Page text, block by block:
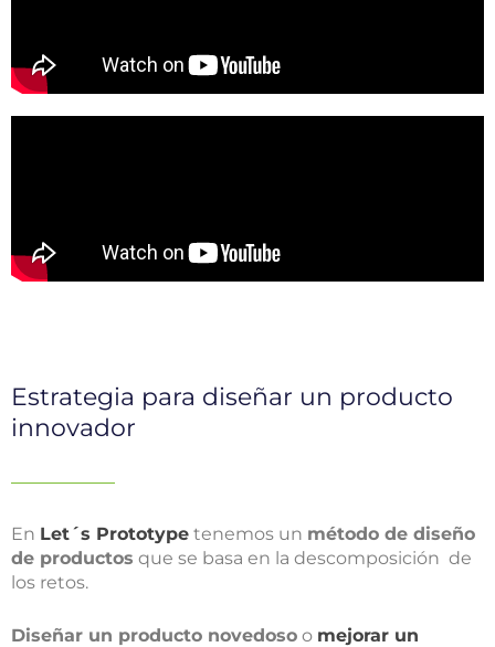
Estrategia para diseñar un producto
innovador
En Let´s Prototype tenemos un método de diseño
de productos que se basa en la descomposición de
los retos.
Diseñar un producto novedoso o mejorar un